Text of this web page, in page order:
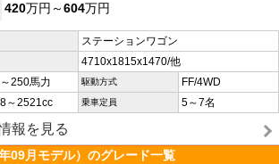
420万円～604万円
ステーションワゴン
4710x1815x1470/他
250馬力 駆動方式 FF/4WD
～2521cc 乗車定員 5～7名
報を見る
09月モデル）のグレード一覧